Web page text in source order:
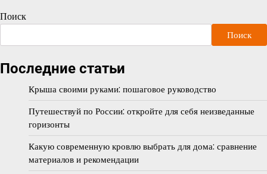
Поиск
Поиск
Последние статьи
Крыша своими руками: пошаговое руководство
Путешествуй по России: откройте для себя неизведанные
горизонты
Какую современную кровлю выбрать для дома: сравнение
материалов и рекомендации